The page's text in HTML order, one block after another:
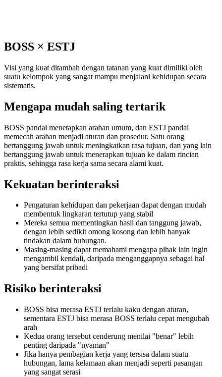
BOSS × ESTJ
Visi yang kuat ditambah dengan tatanan yang kuat dimiliki oleh
suatu kelompok yang sangat mampu menjalani kehidupan secara
sistematis.
Mengapa mudah saling tertarik
BOSS pandai menetapkan arahan umum, dan ESTJ pandai
memecah arahan menjadi aturan dan prosedur. Satu orang
bertanggung jawab untuk meningkatkan rasa tujuan, dan yang lain
bertanggung jawab untuk menerapkan tujuan ke dalam rincian
praktis, sehingga rasa kerja sama secara alami kuat.
Kekuatan berinteraksi
Pengaturan kehidupan dan pekerjaan dapat dengan mudah
membentuk lingkaran tertutup yang stabil
Mereka semua mementingkan hasil dan tanggung jawab,
dengan lebih sedikit omong kosong dan lebih banyak
tindakan dalam hubungan.
Masing-masing dapat memahami mengapa pihak lain ingin
mengambil kendali, daripada menganggapnya sebagai hal
yang bersifat pribadi
Risiko berinteraksi
BOSS bisa merasa ESTJ terlalu kaku dengan aturan,
sementara ESTJ bisa merasa BOSS terlalu cepat mengubah
arah
Kedua orang tersebut cenderung menilai "benar" lebih
penting daripada "nyaman"
Jika hanya pembagian kerja yang tersisa dalam suatu
hubungan, lama kelamaan akan menjadi seperti pasangan
yang sangat serasi